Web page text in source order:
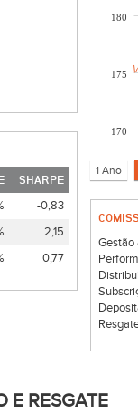
SHARPE
-0,83
2,15
0,77
170
175
180
Gestão
E RESGATE